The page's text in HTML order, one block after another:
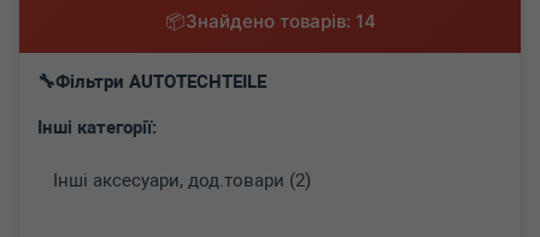
Знайдено товарів: 14
Фільтри AUTOTECHTEILE
Інші категорії:
Інші аксесуари, дод.товари (2)